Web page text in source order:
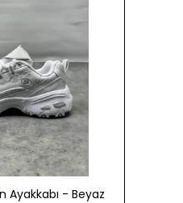
Ayakkabı - Beyaz